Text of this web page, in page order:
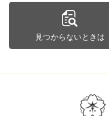
見つからないときは